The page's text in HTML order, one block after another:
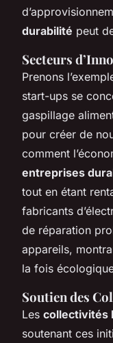
durabilité peut
Secteurs
Prenons
start-ups se
gaspillage
pour créer de
comment
entreprises
tout en étant
fabricants
de réparation
appareils,
la fois
Soutien des
Les collectivités
soutenant ces